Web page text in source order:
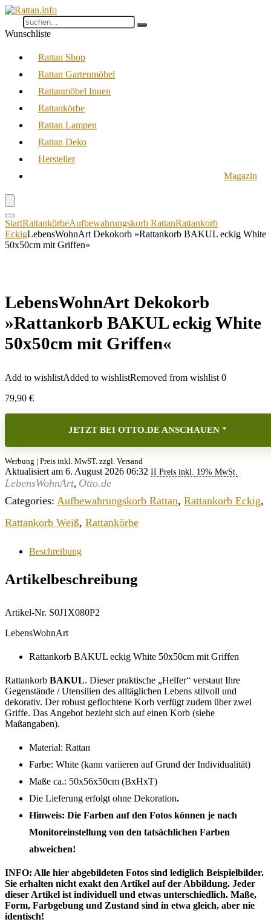
Wunschliste
Rattan Shop
Rattan Gartenmöbel
Rattanmöbel Innen
Rattankörbe
Rattan Lampen
Rattan Deko
Hersteller
Magazin
StartRattankörbeAufbewahrungskorb RattanRattankorb
EckigLebensWohnArt Dekokorb »Rattankorb BAKUL eckig White
50x50cm mit Griffen«
LebensWohnArt Dekokorb
»Rattankorb BAKUL eckig White
50x50cm mit Griffen«
Add to wishlistAdded to wishlistRemoved from wishlist 0
79,90 €
JETZT BEI OTTO.DE ANSCHAUEN *
Werbung | Preis inkl. MwST. zzgl. Versand
Aktualisiert am 6. August 2026 06:32 II Preis inkl. 19% MwSt.
LebensWohnArt, Otto.de
Categories: Aufbewahrungskorb Rattan, Rattankorb Eckig,
Rattankorb Weiß, Rattankörbe
Beschreibung
Artikelbeschreibung
Artikel-Nr. S0J1X080P2
LebensWohnArt
Rattankorb BAKUL eckig White 50x50cm mit Griffen
Rattankorb BAKUL. Dieser praktische „Helfer“ verstaut Ihre
Gegenstände / Utensilien des alltäglichen Lebens stilvoll und
dekorativ. Der robust geflochtene Korb verfügt zudem über zwei
Griffe. Das Angebot bezieht sich auf einen Korb (siehe
Maßangaben).
Material: Rattan
Farbe: White (kann variieren auf Grund der Individualität)
Maße ca.: 50x56x50cm (BxHxT)
Die Lieferung erfolgt ohne Dekoration.
Hinweis: Die Farben auf den Fotos können je nach
Monitoreinstellung von den tatsächlichen Farben
abweichen!
INFO: Alle hier abgebildeten Fotos sind lediglich Beispielbilder.
Sie erhalten nicht exakt den Artikel auf der Abbildung. Jeder
dieser Artikel ist individuell und etwas unterschiedlich. Maße,
Form, Farbgebung und Zustand sind in etwa gleich, aber nie
identisch!